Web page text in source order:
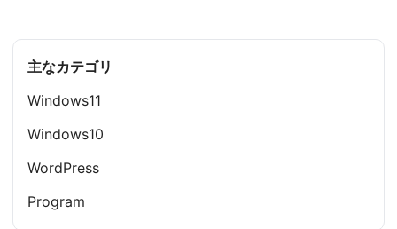
主なカテゴリ
Windows11
Windows10
WordPress
Program